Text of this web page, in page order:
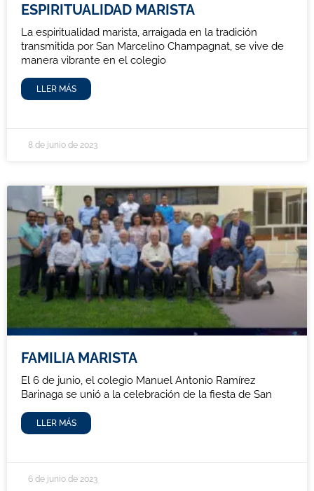
ESPIRITUALIDAD MARISTA
La espiritualidad marista, arraigada en la tradición
transmitida por San Marcelino Champagnat, se vive de
manera vibrante en el colegio
LLER MÁS
8 de junio de 2023
FAMILIA MARISTA
El 6 de junio, el colegio Manuel Antonio Ramírez
Barinaga se unió a la celebración de la fiesta de San
LLER MÁS
6 de junio de 2023